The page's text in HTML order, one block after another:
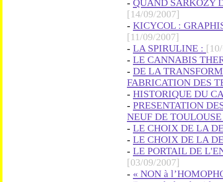
- QUAND SARKOZY
[14/09/2007]
- KICYCOL :
[11/09/2007]
- LA SPIRULINE :
- LE CANNABIS
- DE LA
FABRICATION DES
- HISTORIQUE DU
- PRESENTATION
NEUF DE
- LE CHOIX DE LA
- LE CHOIX DE LA
- LE PORTAIL DE
[03/09/2007]
- « NON à